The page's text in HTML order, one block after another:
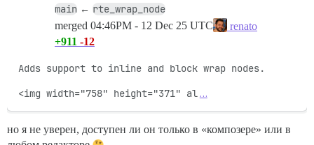
main ← rte_wrap_node
merged 04:46PM - 12 Dec 25 UTC
renato
+911 -12
Adds support to inline and block wrap nodes.
<img width="758" height="371" al …
но я не уверен, доступен ли он только в «композере» или в